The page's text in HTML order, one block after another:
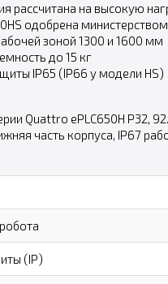
рассчитана на высокую
одобрена
зоной 1300 и 1600 мм
до 15 кг
IP65 (IP66 у модели HS)
Quattro ePLC650H P32,
часть корпуса, IP67
(IP)